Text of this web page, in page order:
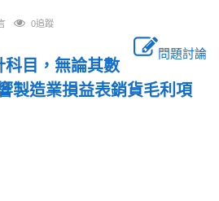
0追蹤
問題討論
科目，無論其數
製造業損益表銷貨毛利項